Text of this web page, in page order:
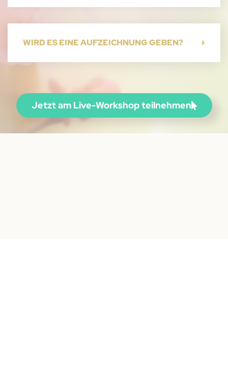
WIRD ES EINE AUFZEICHNUNG GEBEN?
Jetzt am Live-Workshop teilnehmen